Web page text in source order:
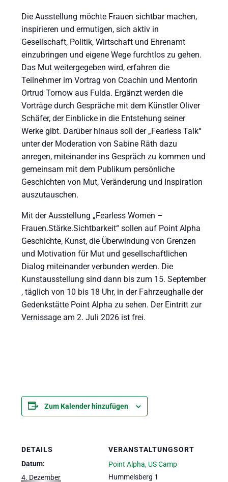
Die Ausstellung möchte Frauen sichtbar machen,
inspirieren und ermutigen, sich aktiv in
Gesellschaft, Politik, Wirtschaft und Ehrenamt
einzubringen und eigene Wege furchtlos zu gehen.
Das Mut weitergegeben wird, erfahren die
Teilnehmer im Vortrag von Coachin und Mentorin
Ortrud Tornow aus Fulda. Ergänzt werden die
Vorträge durch Gespräche mit dem Künstler Oliver
Schäfer, der Einblicke in die Entstehung seiner
Werke gibt. Darüber hinaus soll der „Fearless Talk“
unter der Moderation von Sabine Räth dazu
anregen, miteinander ins Gespräch zu kommen und
gemeinsam mit dem Publikum persönliche
Geschichten von Mut, Veränderung und Inspiration
auszutauschen.
Mit der Ausstellung „Fearless Women –
Frauen.Stärke.Sichtbarkeit“ sollen auf Point Alpha
Geschichte, Kunst, die Überwindung von Grenzen
und Motivation für Mut und gesellschaftlichen
Dialog miteinander verbunden werden. Die
Kunstausstellung sind dann bis zum 15. September
, täglich von 10 bis 18 Uhr, in der Fahrzeughalle der
Gedenkstätte Point Alpha zu sehen. Der Eintritt zur
Vernissage am 2. Juli 2026 ist frei.
Zum Kalender hinzufügen
DETAILS
Datum:
4. Dezember
VERANSTALTUNGSORT
Point Alpha, US Camp
Hummelsberg 1